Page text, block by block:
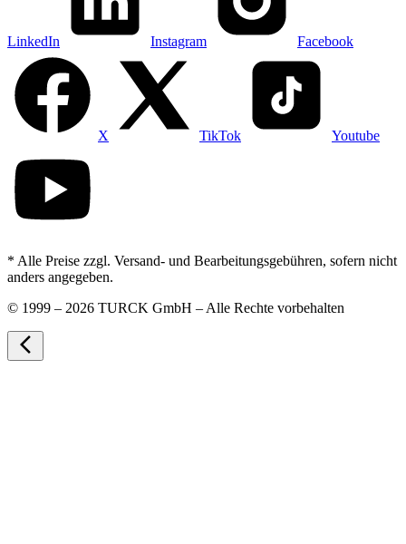
LinkedIn Instagram Facebook
X TikTok Youtube
* Alle Preise zzgl. Versand- und Bearbeitungsgebühren, sofern nicht
anders angegeben.
© 1999 – 2026 TURCK GmbH – Alle Rechte vorbehalten
arrow_back_ios_new